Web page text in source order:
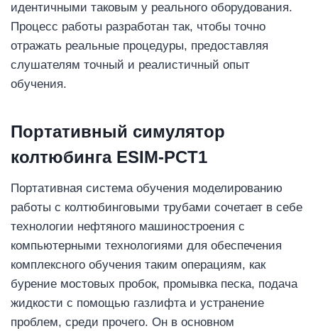
идентичными таковым у реального оборудования.
Процесс работы разработан так, чтобы точно
отражать реальные процедуры, предоставляя
слушателям точный и реалистичный опыт
обучения.
Портативный симулятор
колтюбинга ESIM-PCT1
Портативная система обучения моделированию
работы с колтюбинговыми трубами сочетает в себе
технологии нефтяного машиностроения с
компьютерными технологиями для обеспечения
комплексного обучения таким операциям, как
бурение мостовых пробок, промывка песка, подача
жидкости с помощью газлифта и устранение
проблем, среди прочего. Он в основном